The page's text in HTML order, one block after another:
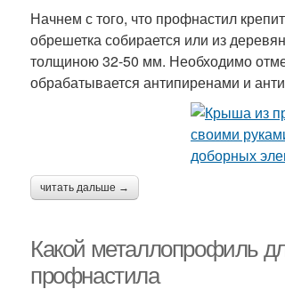
Начнем с того, что профнастил
обрешетка собирается или из
толщиною 32-50 мм. Необходимо
обрабатывается антипиренами и
читать дальше →
Какой металлопрофиль
профнастила